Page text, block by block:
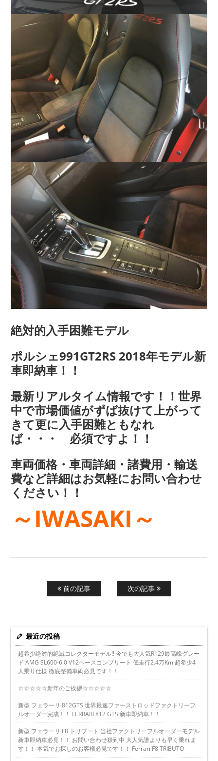
絶対的入手困難モデル
ポルシェ991GT2RS 2018年モデル新
車即納車！！
最新リアルタイム情報です！！世界
中で市場価値がずば抜けて上がって
きて更に入手困難ともなれ
ば・・・ 必須ですよ！！
車両価格・車両詳細・諸費用・輸送
費など詳細はお気軽にお問い合わせ
ください！！
～IWASAKI～
前の記事 次の記事
最近の投稿
超希少絶対的絶滅コレクターモデル!! 今でも大人気R129最高峰グレー
ド AMG SL600-6.0 V12ベースコンプリート 低走行2.4万Km 超希少4
人乗り仕様 徹底整備車両必見です！！
☆☆☆☆☆新年のご挨拶☆☆☆☆☆
新型 フェラーリ 812GTS 世界最速ファーストロッドファクトリーフ
ルオーダー完成！！ FERRARI 812 GTS 新車即納車！！
新型 フェラーリ F8 トリブート 当社ファクトリーフルオーダーモデル
新車即納車必見！！ お問い合わせ殺到中 大人気誰よりも早く乗れま
す！！ 本気でお探しのお客様必見です！！ Ferrari F8 TRIBUTO